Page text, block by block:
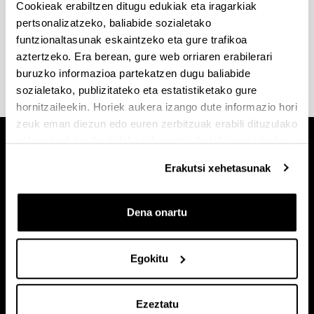
Cookieak erabiltzen ditugu edukiak eta iragarkiak
pertsonalizatzeko, baliabide sozialetako
funtzionaltasunak eskaintzeko eta gure trafikoa
aztertzeko. Era berean, gure web orriaren erabilerari
buruzko informazioa partekatzen dugu baliabide
sozialetako, publizitateko eta estatistiketako gure
hornitzaileekin. Horiek aukera izango dute informazio hori
zeuk eman diezun edo euren zerbitzuak erabili dituzulako
eskuratu duten bestelako informazio batekin uztartzeko.
Erakutsi xehetasunak
Dena onartu
Egokitu
Ezeztatu
Tarifak
SGIkerren tarifa orokorrak (pdf, 1500 KB)